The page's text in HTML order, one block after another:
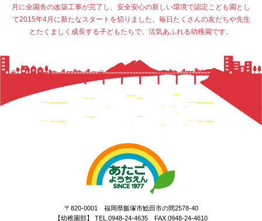
月に全園舎の改築工事が完了し、安全安心の新しい環境で認定こども園とし
て2015年4月に新たなスタートを切りました。毎日たくさんの友だちや先生
とたくましく成長する子どもたちで、活気あふれる幼稚園です。
〒820-0001 福岡県飯塚市鯰田市の間2578-40
【幼稚園部】 TEL.0948-24-4635 FAX.0948-24-4610